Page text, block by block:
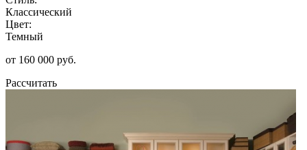
Классический
Цвет:
Темный
от 160 000 руб.
Рассчитать